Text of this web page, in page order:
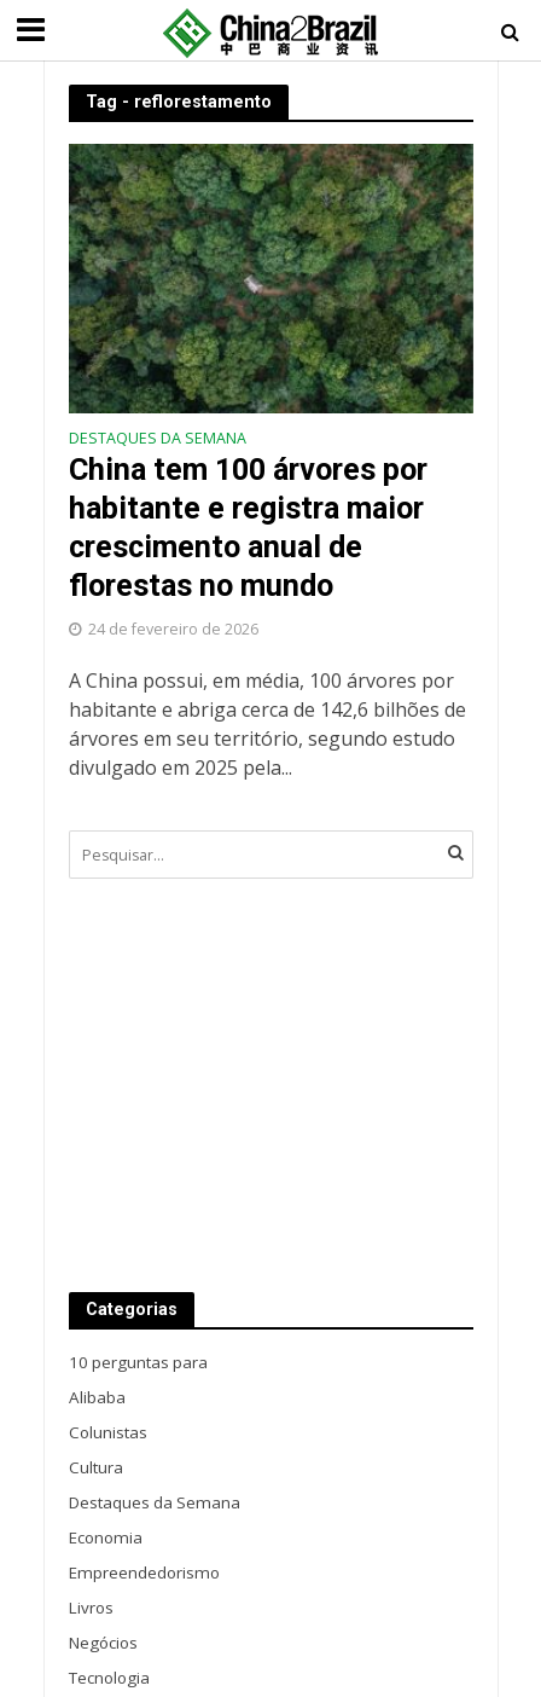
Tag - reflorestamento
DESTAQUES DA SEMANA
China tem 100 árvores por
habitante e registra maior
crescimento anual de
florestas no mundo
24 de fevereiro de 2026
A China possui, em média, 100 árvores por
habitante e abriga cerca de 142,6 bilhões de
árvores em seu território, segundo estudo
divulgado em 2025 pela...
Categorias
10 perguntas para
Alibaba
Colunistas
Cultura
Destaques da Semana
Economia
Empreendedorismo
Livros
Negócios
Tecnologia